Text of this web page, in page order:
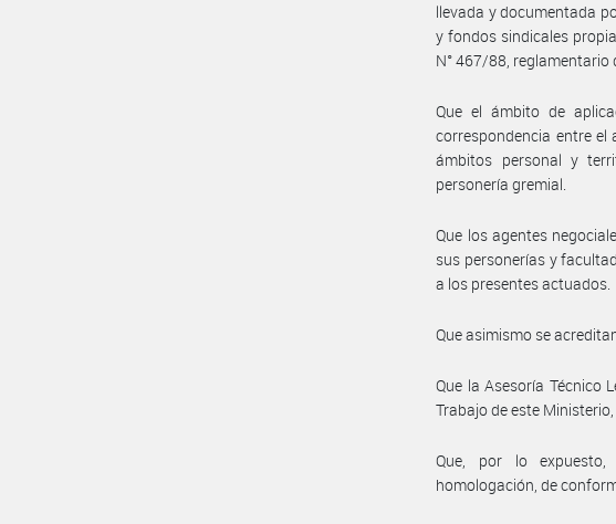
llevada y documentada
y fondos sindicales
N° 467/88, reglamentario
Que el ámbito de
correspondencia entre el
ámbitos personal y
personería gremial.
Que los agentes
sus personerías y
a los presentes actuados.
Que asimismo se
Que la Asesoría Técnico
Trabajo de este
Que, por lo
homologación, de